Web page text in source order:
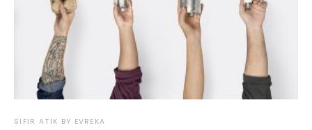
SIFIR ATIK BY EVREKA